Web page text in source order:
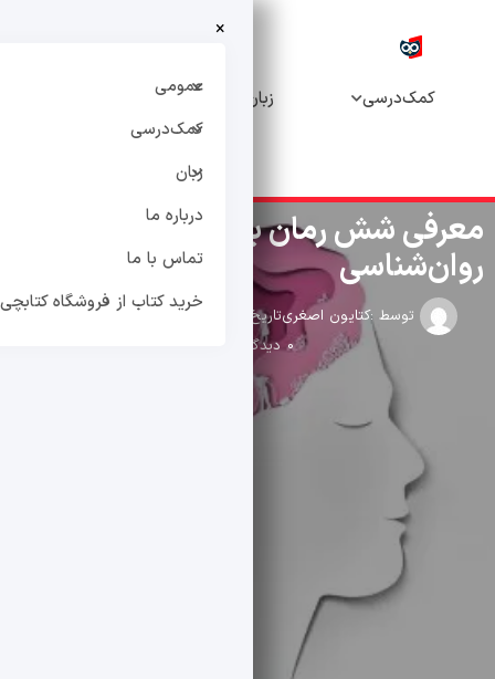
زبان
تماس
عمومی
تماس با ما
خرید کتاب از فروشگاه کتابچی
رمان با زمینه‌ی
کتایون اصغریتاریخ انتشار : اردیبهشت 9, 1400
0 دیدگاه